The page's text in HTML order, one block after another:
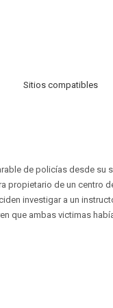
Sitios compatibles
de policías desde su
propietario de un centro
investigar a un
que ambas victimas